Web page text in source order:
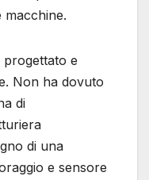
progettato e
Non ha dovuto
di
di una
e sensore